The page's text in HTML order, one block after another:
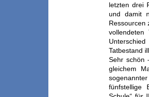
letzten drei
und damit
Ressourcen
vollendeten
Tatbestand
Sehr schön
gleichem
fünfstellige